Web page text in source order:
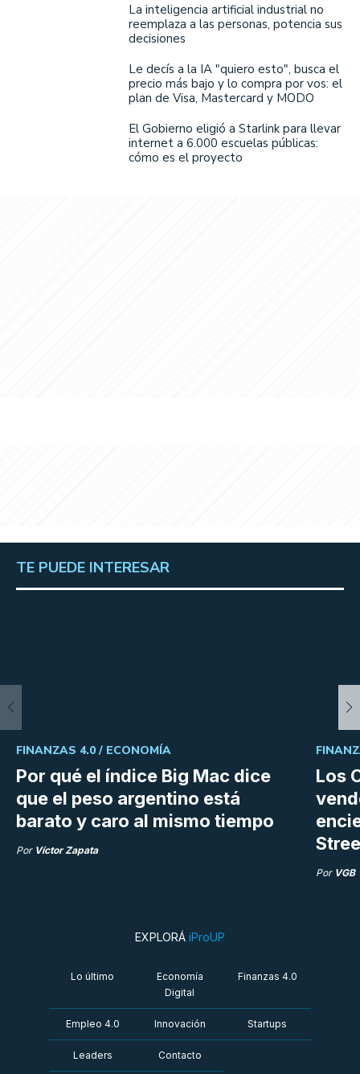
La inteligencia artificial industrial no
reemplaza a las personas, potencia sus
decisiones
Le decís a la IA "quiero esto", busca el
precio más bajo y lo compra por vos: el
plan de Visa, Mastercard y MODO
El Gobierno eligió a Starlink para llevar
internet a 6.000 escuelas públicas:
cómo es el proyecto
TE PUEDE INTERESAR
Por qué el índice Big Mac dice
que el peso argentino está
barato y caro al mismo tiempo
FINANZAS 4.0 / ECONOMÍA
Por Víctor Zapata
Los
Por VGB
EXPLORÁ iProUP
Lo último
Economía
Digital
Finanzas 4.0
Empleo 4.0 Innovación Startups
Leaders Contacto